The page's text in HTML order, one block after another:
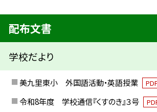
配布文書
学校だより
美九里東小 外国語活動・英語授業
令和8年度 学校通信『くすのき』３号